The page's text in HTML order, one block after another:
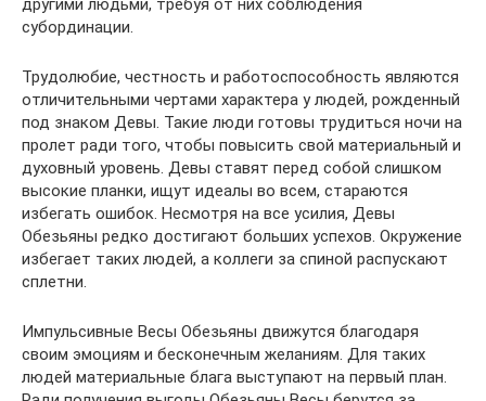
другими людьми, требуя от них соблюдения
субординации.
Трудолюбие, честность и работоспособность являются
отличительными чертами характера у людей, рожденный
под знаком Девы. Такие люди готовы трудиться ночи на
пролет ради того, чтобы повысить свой материальный и
духовный уровень. Девы ставят перед собой слишком
высокие планки, ищут идеалы во всем, стараются
избегать ошибок. Несмотря на все усилия, Девы
Обезьяны редко достигают больших успехов. Окружение
избегает таких людей, а коллеги за спиной распускают
сплетни.
Импульсивные Весы Обезьяны движутся благодаря
своим эмоциям и бесконечным желаниям. Для таких
людей материальные блага выступают на первый план.